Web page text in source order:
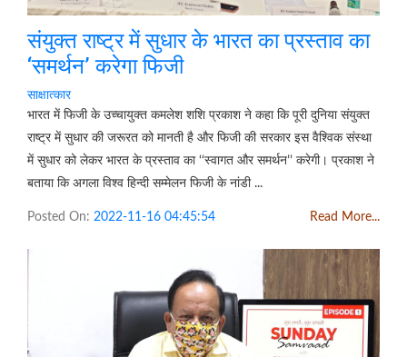
संयुक्त राष्ट्र में सुधार के भारत का प्रस्ताव का
‘समर्थन’ करेगा फिजी
साक्षात्कार
भारत में फिजी के उच्चायुक्त कमलेश शशि प्रकाश ने कहा कि पूरी दुनिया संयुक्त
राष्ट्र में सुधार की जरूरत को मानती है और फिजी की सरकार इस वैश्विक संस्था
में सुधार को लेकर भारत के प्रस्ताव का ‘‘स्वागत और समर्थन’’ करेगी। प्रकाश ने
बताया कि अगला विश्व हिन्दी सम्मेलन फिजी के नांडी ...
Posted On: 2022-11-16 04:45:54 Read More...